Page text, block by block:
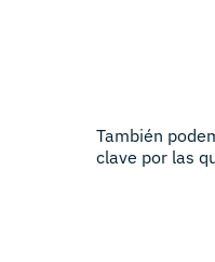
También
clave por las